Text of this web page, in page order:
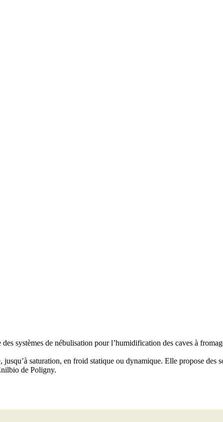
systèmes de nébulisation pour l’humidification des caves à
jusqu’à saturation, en froid statique ou dynamique. Elle propose des
de Poligny.